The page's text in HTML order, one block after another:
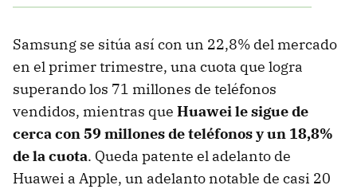
Samsung se sitúa así con un 22,8% del mercado
en el primer trimestre, una cuota que logra
superando los 71 millones de teléfonos
vendidos, mientras que Huawei le sigue de
cerca con 59 millones de teléfonos y un 18,8%
de la cuota. Queda patente el adelanto de
Huawei a Apple, un adelanto notable de casi 20